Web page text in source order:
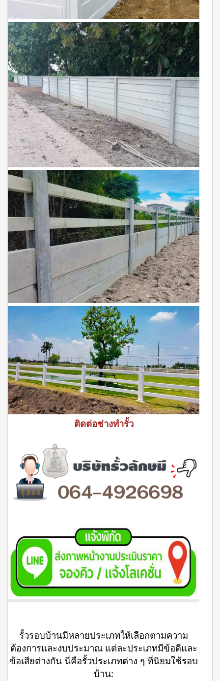
ติดต่อช่างทำรั้ว
รั้วรอบบ้านมีหลายประเภทให้เลือกตามความ
ต้องการและงบประมาณ แต่ละประเภทมีข้อดีและ
ข้อเสียต่างกัน นี่คือรั้วประเภทต่าง ๆ ที่นิยมใช้รอบ
บ้าน: